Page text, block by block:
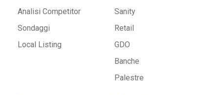
Analisi Competitor
Sondaggi
Local Listing
Sanity
Retail
GDO
Banche
Palestre